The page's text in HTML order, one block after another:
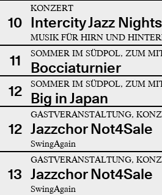
10
KONZERT
Intercity Jazz Nights
MUSIK FÜR HIRN UND
11 SOMMER IM SÜDPOL, ZUM
Bocciaturnier
12
SOMMER IM SÜDPOL, ZUM
Big in Japan
12
GASTVERANSTALTUNG,
Jazzchor Not4Sale
SwingAgain
13
GASTVERANSTALTUNG,
Jazzchor Not4Sale
SwingAgain